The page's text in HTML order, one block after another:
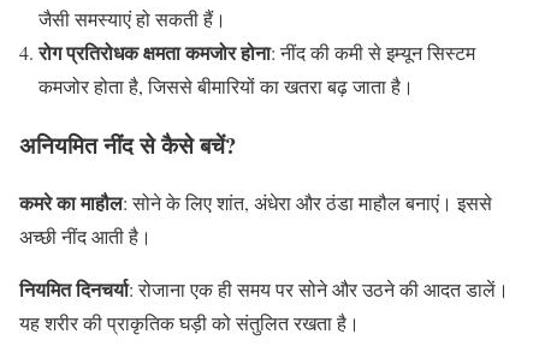
जैसी समस्याएं हो सकती हैं।
रोग प्रतिरोधक क्षमता कमजोर होना: नींद की कमी से इम्यून सिस्टम
कमजोर होता है, जिससे बीमारियों का खतरा बढ़ जाता है।
अनियमित नींद से कैसे बचें?
कमरे का माहौल: सोने के लिए शांत, अंधेरा और ठंडा माहौल बनाएं। इससे
अच्छी नींद आती है।
नियमित दिनचर्या: रोजाना एक ही समय पर सोने और उठने की आदत डालें।
यह शरीर की प्राकृतिक घड़ी को संतुलित रखता है।